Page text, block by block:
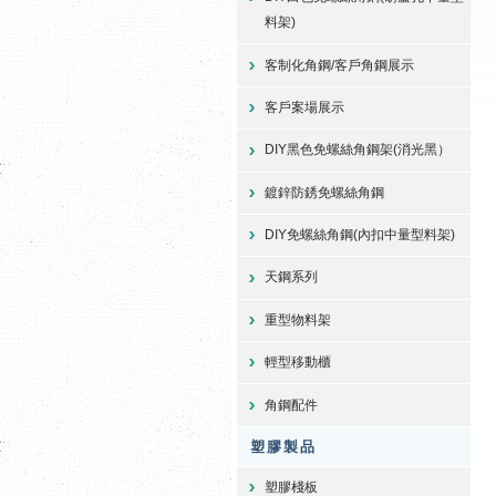
料架)
客制化角鋼/客戶角鋼展示
客戶案場展示
DIY黑色免螺絲角鋼架(消光黑）
鍍鋅防銹免螺絲角鋼
DIY免螺絲角鋼(內扣中量型料架)
天鋼系列
重型物料架
輕型移動櫃
角鋼配件
塑膠製品
塑膠棧板